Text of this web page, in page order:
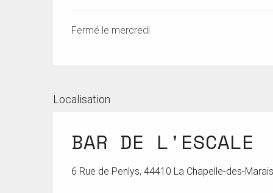
Fermé le mercredi
Localisation
BAR DE L'ESCALE
6 Rue de Penlys, 44410 La Chapelle-des-Marais